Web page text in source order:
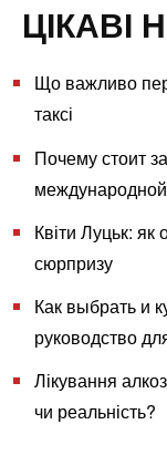
ЦІКАВІ
Що важливо
таксі
Почему стоит
Квіти Луцьк: як
сюрпризу
Как выбрать и
руководство
Лікування
чи реальність?